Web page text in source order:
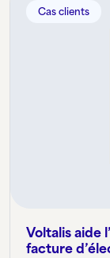
Cas clients
Voltalis aide
facture